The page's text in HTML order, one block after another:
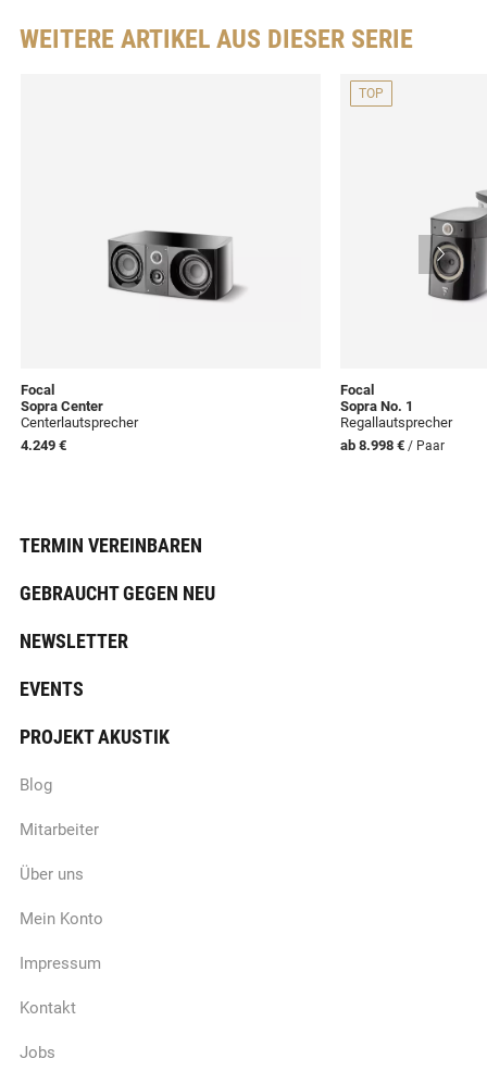
WEITERE ARTIKEL AUS DIESER SERIE
Focal
Sopra Center
Centerlautsprecher
4.249 €
TOP
Focal
Sopra No. 1
Regallautsprecher
ab 8.998 € / Paar
TERMIN VEREINBAREN
GEBRAUCHT GEGEN NEU
NEWSLETTER
EVENTS
PROJEKT AKUSTIK
Blog
Mitarbeiter
Über uns
Mein Konto
Impressum
Kontakt
Jobs